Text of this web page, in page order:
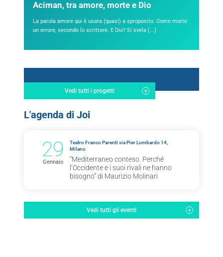
Aciman, tra amore, morte e Dio
La parola amore qui è usata (quasi) a sproposito. Come morte:
un errore, secondo lo scrittore. E Dio? Si svela (...)
Vedi tutti i progetti
L'agenda di Joi
29
Gennaio
Teatro Franco Parenti via Pier Lombardo 14,
Milano
“Mediterraneo conteso. Perché
l’Occidente e i suoi rivali ne hanno
bisogno” di Maurizio Molinari
Vedi tutti gli eventi